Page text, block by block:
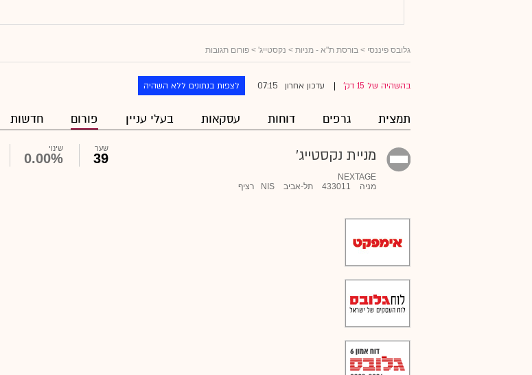
גלובס פיננסי > בורסת ת"א - מניות > נקסטייג' > פורום תגובות
בהשהיה של 15 דק' עדכון אחרון 07:15 לצפות בנתונים ללא השהיה
תמצית גרפים דוחות עסקאות בעלי עניין פורום חדשות
מניית נקסטייג'
NEXTAGE
מניה
433011 תל-אביב NIS רציף
שער
39
שינוי
0.00%